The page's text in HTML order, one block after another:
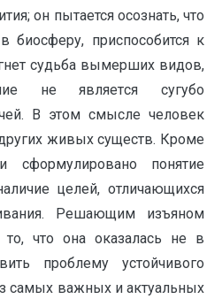
он пытается осознать, что
биосферу, приспособится к
судьба вымерших видов,
не являет­ся сугубо
В этом смысле человек
живых существ. Кроме
сформули­ровано понятие
целей, отличающихся
Решающим изъяном
то, что она оказалась не в
проблему устойчивого
самых важных и актуальных